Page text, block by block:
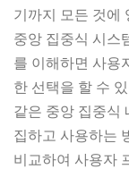
기까지 모든 것에
중앙 집중식 시스
를 이해하면 사용
한 선택을 할 수
같은 중앙 집중식
집하고 사용하는
비교하여 사용자